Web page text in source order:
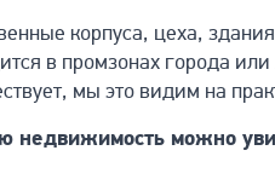
корпуса, цеха,
в промзонах города
мы это видим на
недвижимость можно